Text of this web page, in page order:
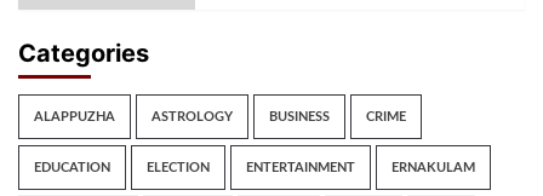
Categories
ALAPPUZHA ASTROLOGY BUSINESS CRIME
EDUCATION ELECTION ENTERTAINMENT ERNAKULAM